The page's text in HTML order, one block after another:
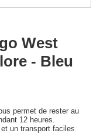
West
- Bleu
permet de rester au
12 heures.
un transport faciles